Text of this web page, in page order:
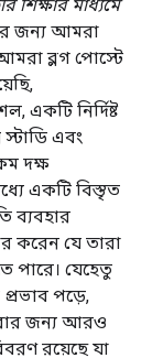
শিক্ষার মাধ্যমে
জন্য আমরা
ব্লগ পোস্টে
একটি নির্দিষ্ট
এবং
দক্ষ
একটি বিস্তৃত
ব্যবহার
করেন যে তারা
পারে। যেহেতু
প্রভাব পড়ে,
জন্য আরও
রয়েছে যা